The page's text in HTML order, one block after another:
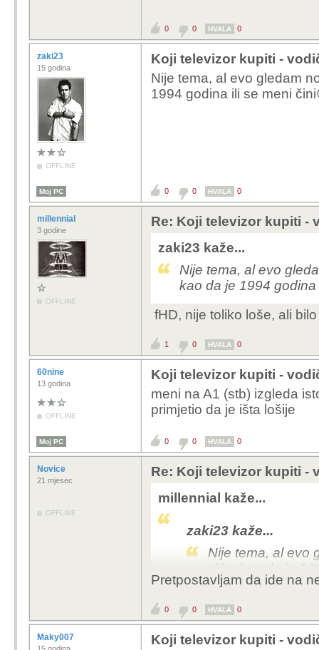
0 0 HVALA 0
zaki23
15 godina
OFFLINE
Koji televizor kupiti -
Nije tema, al evo gledam
1994 godina ili se meni
Moj PC 0 0 HVALA 0
millennial
3 godine
OFFLINE
Re: Koji televizor kupiti -
zaki23 kaže...
Nije tema, al evo
kao da je 1994
fHD, nije toliko loše, ali
1 0 HVALA 0
60nine
13 godina
OFFLINE
Koji televizor kupiti -
meni na A1 (stb) izgleda
primjetio da je išta lošije
Moj PC 0 0 HVALA 0
Novice
21 mjesec
OFFLINE
Re: Koji televizor kupiti -
millennial kaže...
zaki23 kaže...
Nije tema, al evo
slike kao da je
Pretpostavljam da ide na
0 0 HVALA 0
Maky007 Koji televizor kupiti -